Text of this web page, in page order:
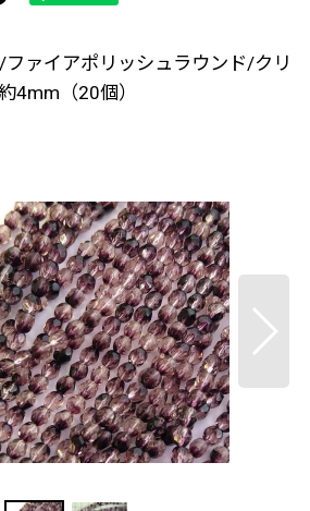
ァイアポリッシュラウンド/クリ
4mm（20個）